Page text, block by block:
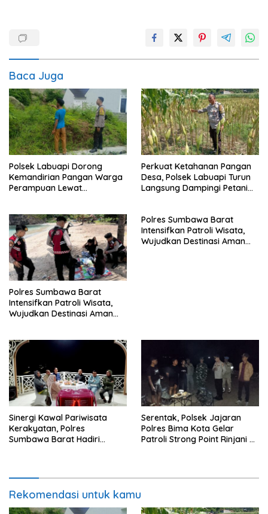
Baca Juga
Polsek Labuapi Dorong
Kemandirian Pangan Warga
Perampuan Lewat
Perkuat Ketahanan Pangan
Desa, Polsek Labuapi Turun
Langsung Dampingi Petani
Polres Sumbawa Barat
Intensifkan Patroli Wisata,
Wujudkan Destinasi Aman
Polres Sumbawa Barat
Intensifkan Patroli Wisata,
Wujudkan Destinasi Aman
Sinergi Kawal Pariwisata
Kerakyatan, Polres
Sumbawa Barat Hadiri
Suntuk”
Serentak, Polsek Jajaran
Polres Bima Kota Gelar
Patroli Strong Point Rinjani di
Rekomendasi untuk kamu